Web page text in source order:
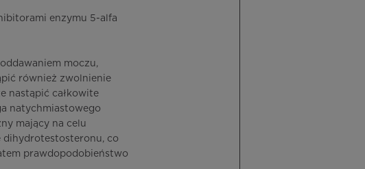
enzymu 5-alfa
moczu,
również zwolnienie
nastąpić całkowite
natychmiastowego
mający na celu
dihydrotestosteronu, co
prawdopodobieństwo